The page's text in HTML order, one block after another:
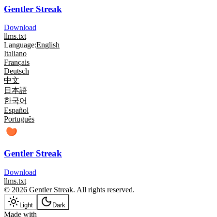
Gentler Streak
Download
llms.txt
Language:English
Italiano
Français
Deutsch
中文
日本語
한국어
Español
Português
Gentler Streak
Download
llms.txt
© 2026 Gentler Streak. All rights reserved.
Light Dark
Made with